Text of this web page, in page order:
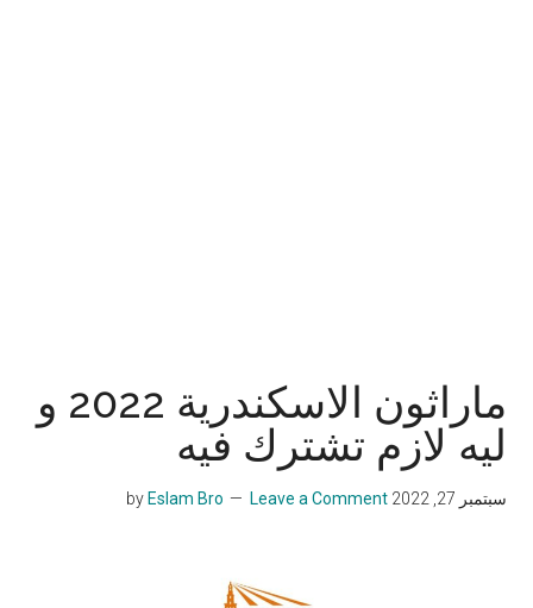
ماراثون الاسكندرية 2022 و
ليه لازم تشترك فيه
سبتمبر 27, 2022 by
Eslam Bro Leave a Comment